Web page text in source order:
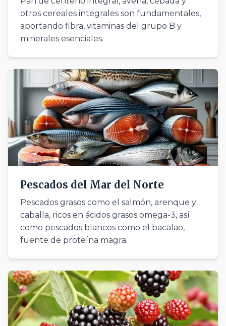
otros cereales integrales son fundamentales,
aportando fibra, vitaminas del grupo B y
minerales esenciales.
Pescados del Mar del Norte
Pescados grasos como el salmón, arenque y
caballa, ricos en ácidos grasos omega-3, así
como pescados blancos como el bacalao,
fuente de proteína magra.